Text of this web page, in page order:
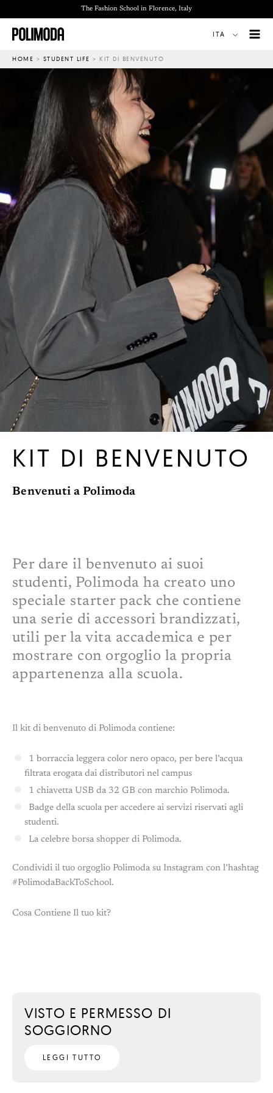
al
contenuto
The Fashion School in Florence, Italy
ITA
HOME > STUDENT LIFE > KIT DI BENVENUTO
KIT DI BENVENUTO
Benvenuti a Polimoda
Per dare il benvenuto ai suoi
studenti, Polimoda ha creato uno
speciale starter pack che contiene
una serie di accessori brandizzati,
utili per la vita accademica e per
mostrare con orgoglio la propria
appartenenza alla scuola.
Il kit di benvenuto di Polimoda contiene:
1 borraccia leggera color nero opaco, per bere l’acqua
filtrata erogata dai distributori nel campus
1 chiavetta USB da 32 GB con marchio Polimoda.
Badge della scuola per accedere ai servizi riservati agli
studenti.
La celebre borsa shopper di Polimoda.
Condividi il tuo orgoglio Polimoda su Instagram con l’hashtag
#PolimodaBackToSchool.
Cosa Contiene Il tuo kit?
VISTO E PERMESSO DI
SOGGIORNO
LEGGI TUTTO